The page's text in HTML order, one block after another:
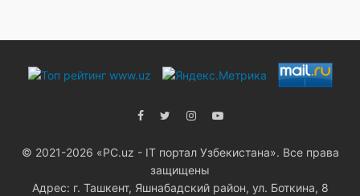
© 2021-2026 «PC.uz - IT портал Узбекистана». Все права
защищены
Адрес: г. Ташкент, Яшнабадский район, ул. Боткина, 8